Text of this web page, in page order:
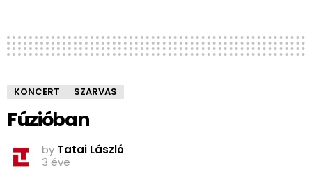
KONCERT SZARVAS
Fúzióban
by Tatai László
3 éve